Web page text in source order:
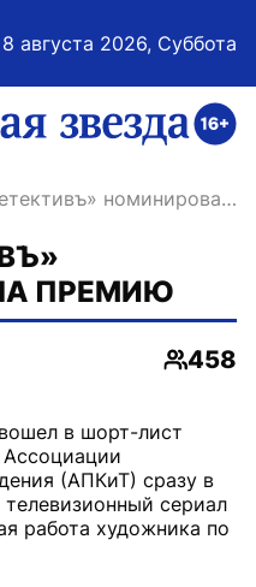
8 августа 2026, Суббота
на главную
номинирован на премию
ПРЕМИЮ
458
в шорт-лист
(АПКиТ) сразу в
сериал
работа художника по